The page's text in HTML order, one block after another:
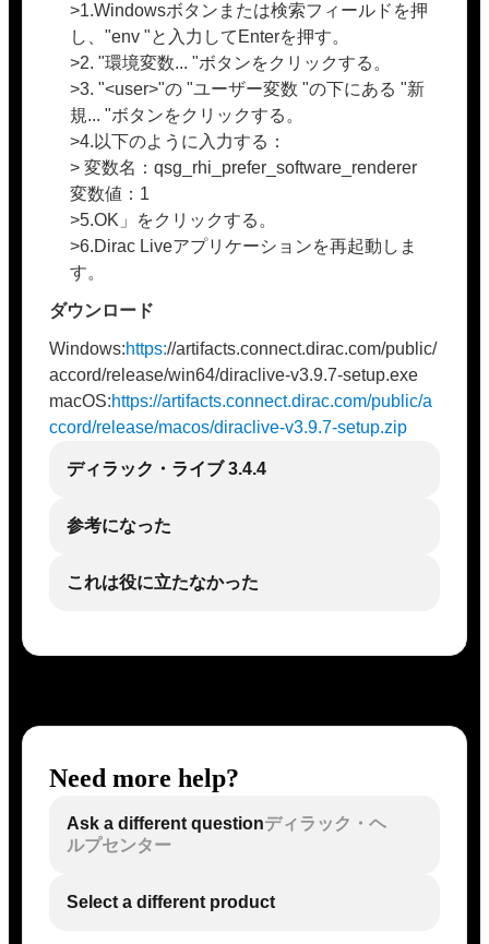
>1.Windowsボタンまたは検索フィールドを押
し、"env "と入力してEnterを押す。
>2. "環境変数... "ボタンをクリックする。
>3. "<user>"の "ユーザー変数 "の下にある "新
規... "ボタンをクリックする。
>4.以下のように入力する：
> 変数名：qsg_rhi_prefer_software_renderer
変数値：1
>5.OK」をクリックする。
>6.Dirac Liveアプリケーションを再起動しま
す。
ダウンロード
Windows:https://artifacts.connect.dirac.com/public/
accord/release/win64/diraclive-v3.9.7-setup.exe
macOS:https://artifacts.connect.dirac.com/public/a
ccord/release/macos/diraclive-v3.9.7-setup.zip
ディラック・ライブ 3.4.4
参考になった
これは役に立たなかった
Need more help?
Ask a different questionディラック・ヘ
ルプセンター
Select a different product